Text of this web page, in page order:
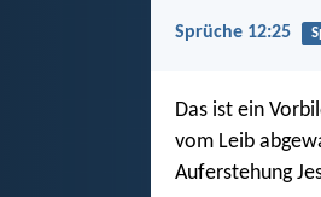
Sprüche 12:25
Das ist ein
vom Leib
Auferstehung